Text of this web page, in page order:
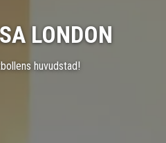
LONDON
huvudstad!